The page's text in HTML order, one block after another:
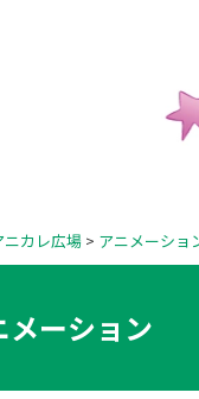
ニカレ広場> アニメーショ
メーション